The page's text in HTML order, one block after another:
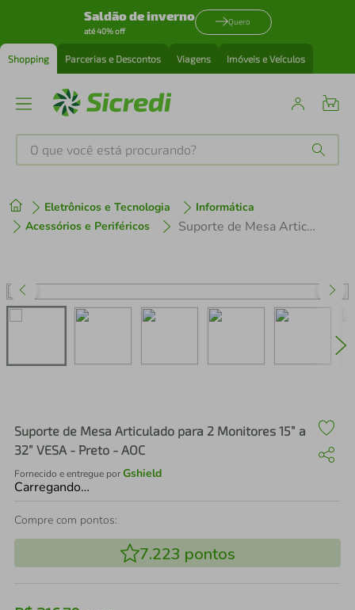
Saldão de inverno
até 40% off
Quero
Shopping Parcerias e Descontos Viagens Imóveis e Veículos
O que você está procurando?
Eletrônicos e Tecnologia
Informática
Acessórios e Periféricos
Suporte de Mesa Articulado para 2 Monitores 15” a 32” VESA - Preto - AOC
Suporte de Mesa Articulado para 2 Monitores 15” a
32” VESA - Preto - AOC
Fornecido e entregue porGshield
Carregando…
Compre com pontos:
7.223 pontos
1º tenis
3º perfume